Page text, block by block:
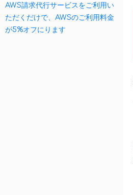
AWS請求代行サービスをご利用い
ただくだけで、AWSのご利用料金
が5%オフにります